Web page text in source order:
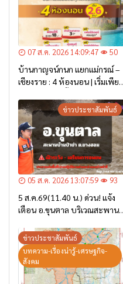
07 ส.ค. 2026 14:09:47 50
บ้านกาญจน์กนก แยกแม่กรณ์ –
เชียงราย : 4 ห้องนอน | เริ่มเพียง
ข่าวประชาสัมพันธ์
05 ส.ค. 2026 13:07:59 93
5 ส.ค.69(11.40 น.) ด่วน! แจ้ง
เตือน อ.ขุนตาล บริเวณสะพาน
– เตรียมการอพยพ”
ข่าวประชาสัมพันธ์
บทความ-เรื่องน่ารู้-เศรษฐกิจ-
สังคม